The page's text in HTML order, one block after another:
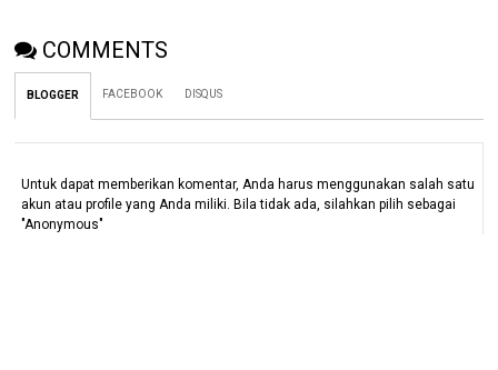
COMMENTS
BLOGGER FACEBOOK DISQUS
Untuk dapat memberikan komentar, Anda harus menggunakan salah satu
akun atau profile yang Anda miliki. Bila tidak ada, silahkan pilih sebagai
"Anonymous"